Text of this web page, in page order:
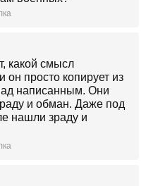
какой смысл
он просто копирует из
написанным. Они
и обман. Даже под
нашли зраду и